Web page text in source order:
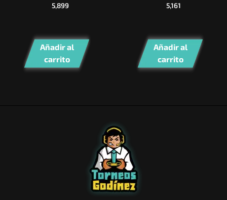
5,899
Añadir al
carrito
5,161
Añadir al
carrito